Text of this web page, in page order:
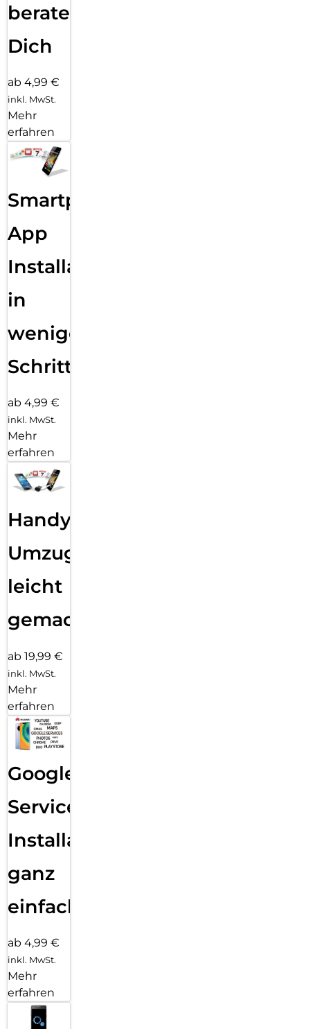
beraten
Dich
ab 4,99 €
inkl. MwSt.
Mehr
erfahren
Smartphone
App
Installation
in
wenigen
Schritten
ab 4,99 €
inkl. MwSt.
Mehr
erfahren
Handy
Umzug
leicht
gemacht!
ab 19,99 €
inkl. MwSt.
Mehr
erfahren
Google
Services
Installation
ganz
einfach
ab 4,99 €
inkl. MwSt.
Mehr
erfahren